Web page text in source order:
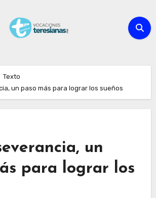
Texto
un paso más para lograr los sueños
un
para lograr los